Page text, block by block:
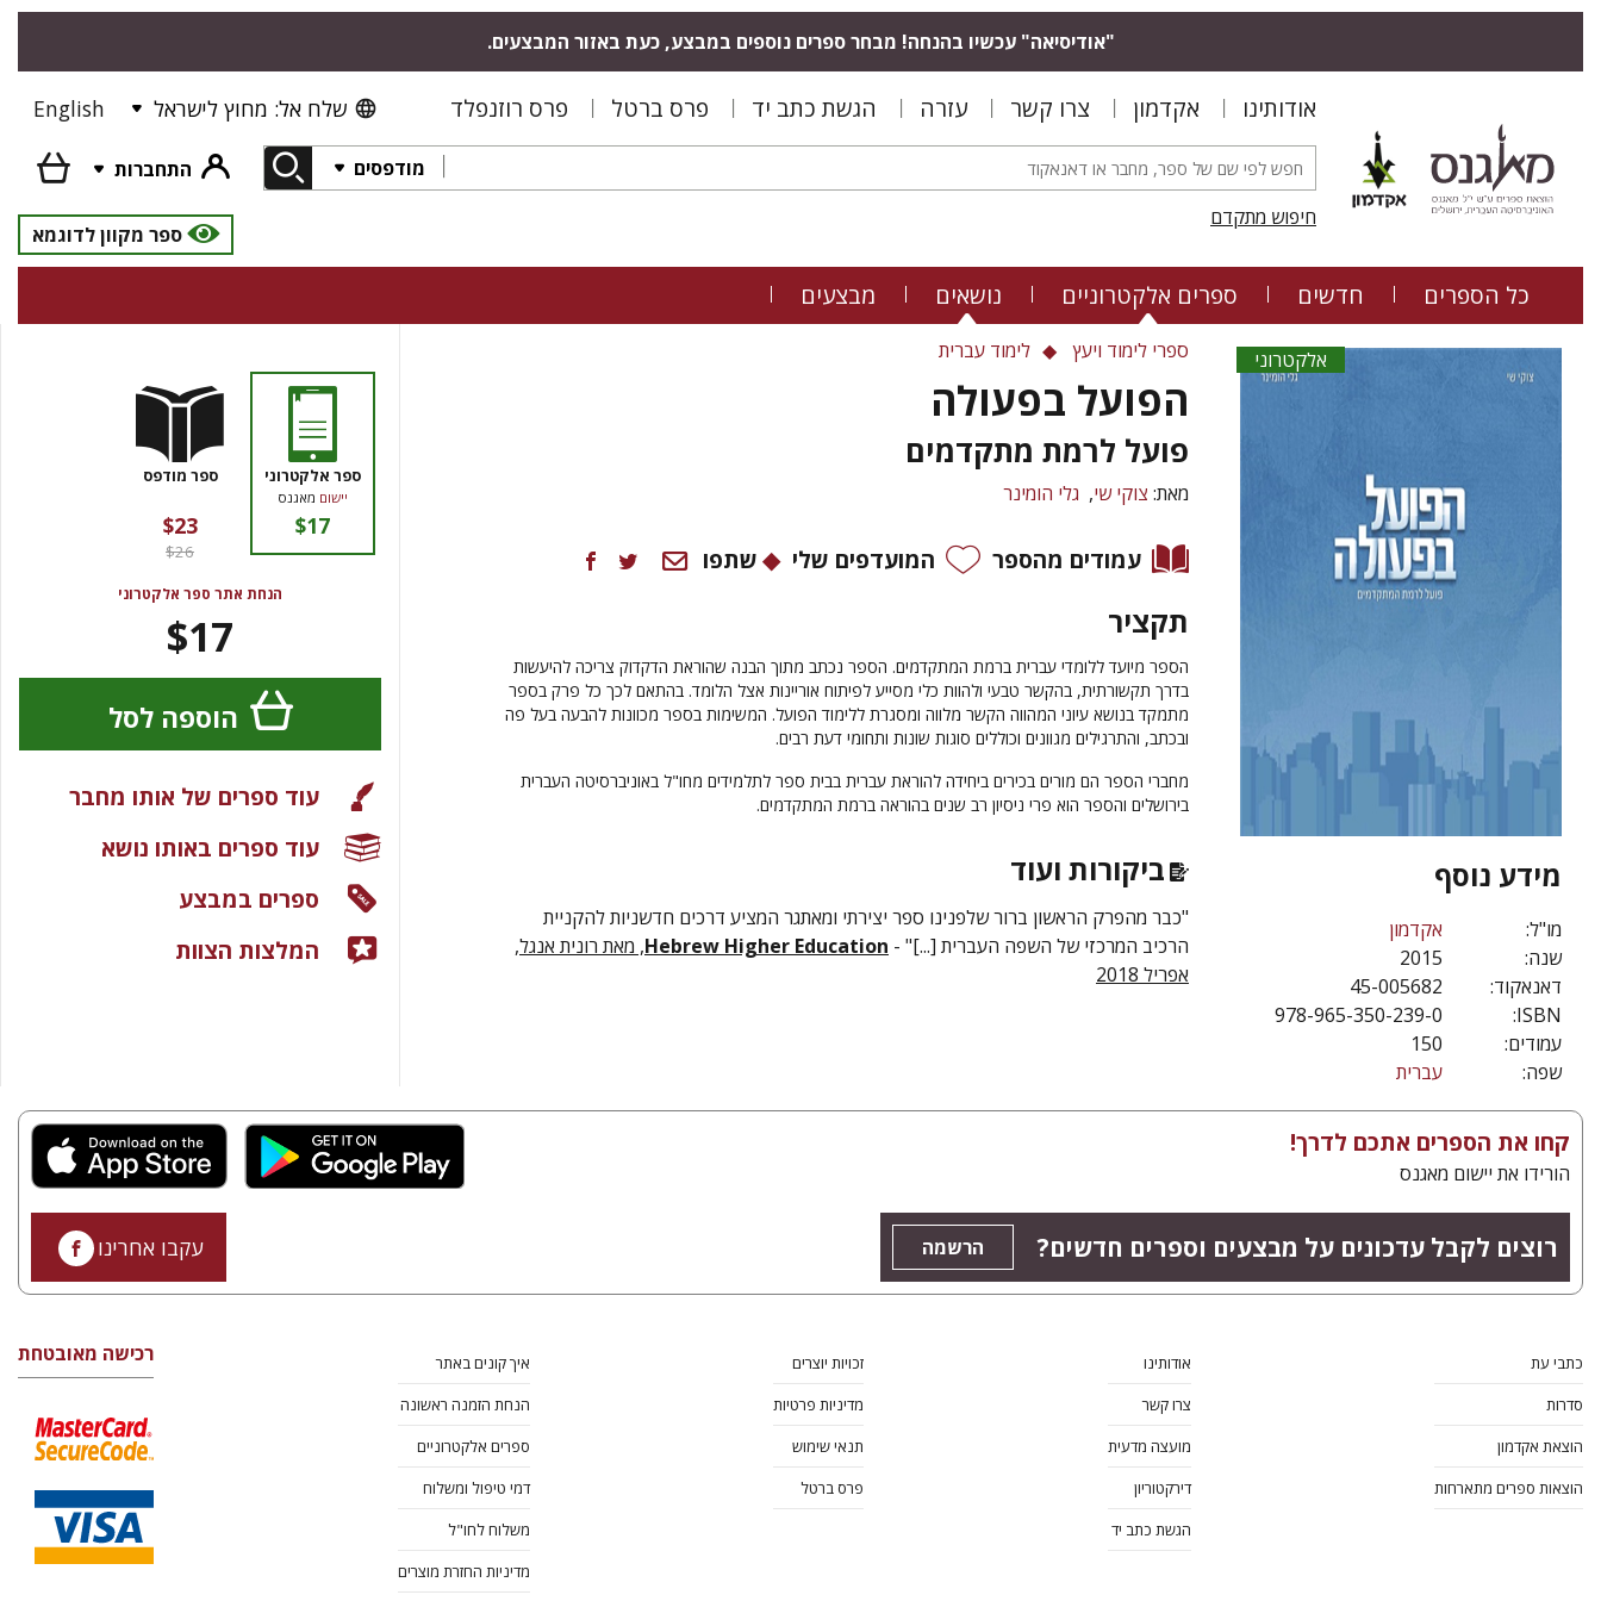
"אודיסיאה" עכשיו בהנחה! מבחר ספרים נוספים במבצע, כעת באזור המבצעים.
אודותינו אקדמון צרו קשר עזרה הגשת כתב יד פרס ברטל פרס רוזנפלד שלח אל: מחוץ לישראל English
מודפסים
התחברות
חיפוש מתקדם
ספר מקוון לדוגמא
כל הספרים חדשים ספרים אלקטרוניים נושאים מבצעים
אלקטרוני
מידע נוסף
מו"ל:
אקדמון
שנה:
2015
דאנאקוד:
45-005682
ISBN:
978-965-350-239-0
עמודים:
150
שפה:
עברית
ספרי לימוד ויעץ לימוד עברית
הפועל בפעולה
פועל לרמת מתקדמים
מאת: צוקי שי גלי הומינר
עמודים מהספר המועדפים שלי שתפו
תקציר
הספר מיועד ללומדי עברית ברמת המתקדמים. הספר נכתב מתוך הבנה שהוראת הדקדוק צריכה להיעשות
בדרך תקשורתית, בהקשר טבעי ולהוות כלי מסייע לפיתוח אוריינות אצל הלומד. בהתאם לכך כל פרק בספר
מתמקד בנושא עיוני המהווה הקשר מלווה ומסגרת ללימוד הפועל. המשימות בספר מכוונות להבעה בעל פה
ובכתב, והתרגילים מגוונים וכוללים סוגות שונות ותחומי דעת רבים.
מחברי הספר הם מורים בכירים ביחידה להוראת עברית בבית ספר לתלמידים מחו"ל באוניברסיטה העברית
בירושלים והספר הוא פרי ניסיון רב שנים בהוראה ברמת המתקדמים.
ביקורות ועוד
"כבר מהפרק הראשון ברור שלפנינו ספר יצירתי ומאתגר המציע דרכים חדשניות להקניית
הרכיב המרכזי של השפה העברית [...]" - Hebrew Higher Education, מאת רונית אנגל,
אפריל 2018
ספר אלקטרוני
יישום מאגנס
$17
ספר מודפס
$23
$26
הנחת אתר ספר אלקטרוני
$17
הוספה לסל
עוד ספרים של אותו מחבר
עוד ספרים באותו נושא
ספרים במבצע
המלצות הצוות
קחו את הספרים אתכם לדרך!
הורידו את יישום מאגנס
רוצים לקבל עדכונים על מבצעים וספרים חדשים? הרשמה עקבו אחרינו
כתבי עת
סדרות
הוצאת אקדמון
הוצאות ספרים מתארחות
אודותינו
צרו קשר
מועצה מדעית
דירקטוריון
הגשת כתב יד
זכויות יוצרים
מדיניות פרטיות
תנאי שימוש
פרס ברטל
איך קונים באתר
הנחת הזמנה ראשונה
ספרים אלקטרוניים
דמי טיפול ומשלוח
משלוח לחו"ל
מדיניות החזרת מוצרים
רכישה מאובטחת